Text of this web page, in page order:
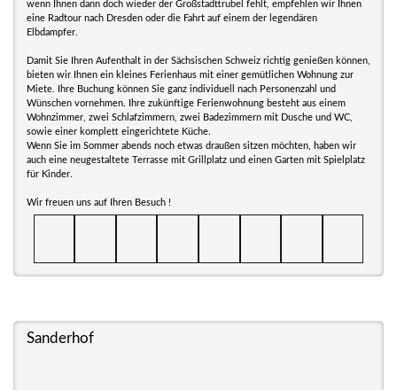
wenn Ihnen dann doch wieder der Großstadttrubel fehlt, empfehlen wir Ihnen
eine Radtour nach Dresden oder die Fahrt auf einem der legendären
Elbdampfer.
Damit Sie Ihren Aufenthalt in der Sächsischen Schweiz richtig genießen können,
bieten wir Ihnen ein kleines Ferienhaus mit einer gemütlichen Wohnung zur
Miete. Ihre Buchung können Sie ganz individuell nach Personenzahl und
Wünschen vornehmen. Ihre zukünftige Ferienwohnung besteht aus einem
Wohnzimmer, zwei Schlafzimmern, zwei Badezimmern mit Dusche und WC,
sowie einer komplett eingerichtete Küche.
Wenn Sie im Sommer abends noch etwas draußen sitzen möchten, haben wir
auch eine neugestaltete Terrasse mit Grillplatz und einen Garten mit Spielplatz
für Kinder.
Wir freuen uns auf Ihren Besuch !
Sanderhof